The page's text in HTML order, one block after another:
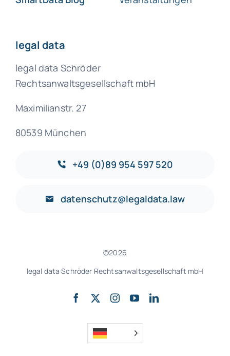
legal data
legal data Schröder
Rechtsanwaltsgesellschaft mbH
Maximilianstr. 27
80539 München
+49 (0)89 954 597 520
datenschutz@legaldata.law
©2026
legal data Schröder Rechtsanwaltsgesellschaft mbH